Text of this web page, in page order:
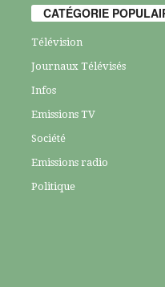
CATÉGORIE
Télévision
Journaux Télévisés
Infos
Emissions TV
Société
Emissions radio
Politique